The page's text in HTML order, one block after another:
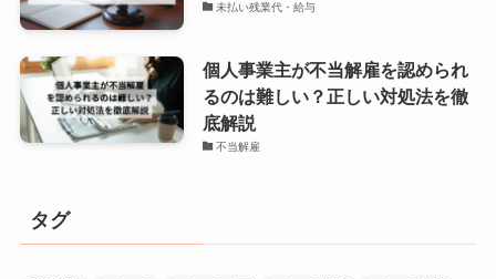
未払い残業代・給与
個人事業主が不当解雇を認められ
るのは難しい？正しい対処法を徹
底解説
不当解雇
タグ